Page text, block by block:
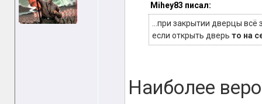
Mihey83 писал:
...при закрытии дверцы всё
если открыть дверь то на
Наиболее